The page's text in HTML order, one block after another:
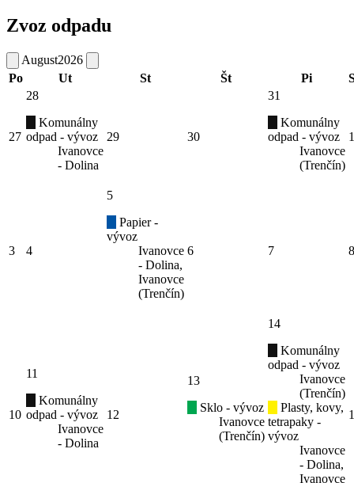
Zvoz odpadu
August2026
Po
Ut St Št Pi
27
28
Komunálny
odpad - vývoz
Ivanovce
- Dolina
29 30
31
Komunálny
odpad - vývoz
Ivanovce
(Trenčín)
1
3 4
5
Papier -
vývoz
Ivanovce
- Dolina,
Ivanovce
(Trenčín)
6 7 8
10
11
Komunálny
odpad - vývoz
Ivanovce
- Dolina
12
13
Sklo - vývoz
Ivanovce
(Trenčín)
14
Komunálny
odpad - vývoz
Ivanovce
(Trenčín)
Plasty, kovy,
tetrapaky -
vývoz
Ivanovce
- Dolina,
Ivanovce